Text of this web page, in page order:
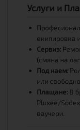
Услуги и
екипировка
Сервиз:
(смяна на
Под наем:
или
Плащане: В
Pluxee/
ваучери.